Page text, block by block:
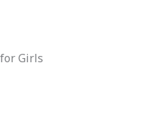
for Girls